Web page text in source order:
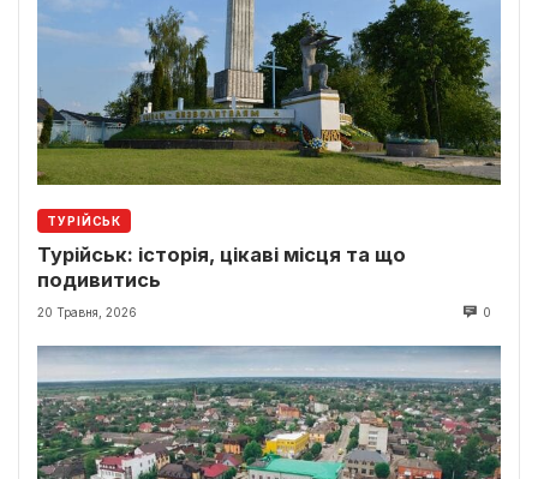
ТУРІЙСЬК
Турійськ: історія, цікаві місця та що
подивитись
20 Травня, 2026 0